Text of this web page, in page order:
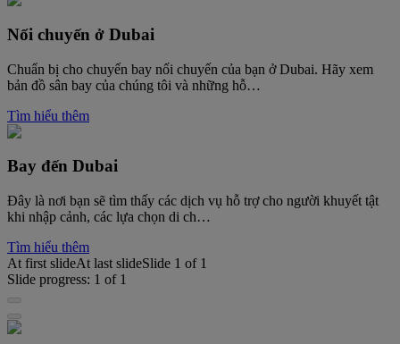
Nối chuyến ở Dubai
Chuẩn bị cho chuyến bay nối chuyến của bạn ở Dubai. Hãy xem
bản đồ sân bay của chúng tôi và những hỗ…
Tìm hiểu thêm
Bay đến Dubai
Đây là nơi bạn sẽ tìm thấy các dịch vụ hỗ trợ cho người khuyết tật
khi nhập cảnh, các lựa chọn di ch…
Tìm hiểu thêm
At first slideAt last slideSlide 1 of 1
Slide progress: 1 of 1